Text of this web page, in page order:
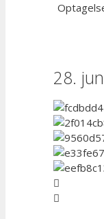
28.